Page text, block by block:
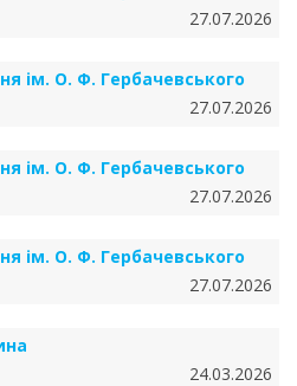
27.07.2026
ім. О. Ф. Гербачевського
27.07.2026
ім. О. Ф. Гербачевського
27.07.2026
ім. О. Ф. Гербачевського
27.07.2026
24.03.2026